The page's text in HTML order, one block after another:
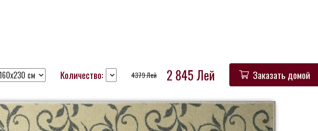
Количество: 4379 Лей 2 845 Лей Заказать домой